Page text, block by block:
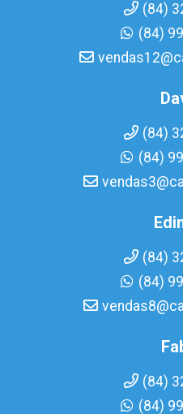
(84)
(84)
(84)
(84)
(84)
(84)
(84)
(84)